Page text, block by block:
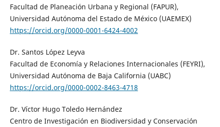
Facultad de Planeación Urbana y Regional (FAPUR),
Universidad Autónoma del Estado de México (UAEMEX)
https://orcid.org/0000-0001-6424-4002
Dr. Santos López Leyva
Facultad de Economía y Relaciones Internacionales (FEYRI),
Universidad Autónoma de Baja California (UABC)
https://orcid.org/0000-0002-8463-4718
Dr. Víctor Hugo Toledo Hernández
Centro de Investigación en Biodiversidad y Conservación